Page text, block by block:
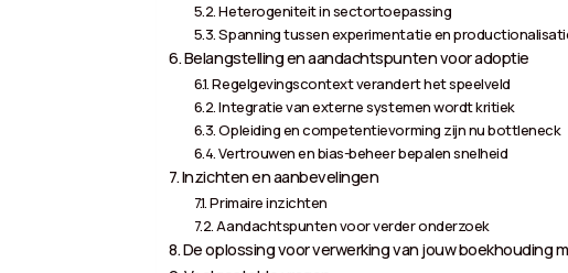
Heterogeniteit in sectortoepassing
Spanning tussen experimentatie en
Belangstelling en aandachtspunten voor adoptie
Regelgevingscontext verandert het speelveld
Integratie van externe systemen wordt kritiek
Opleiding en competentievorming zijn nu bottleneck
Vertrouwen en bias-beheer bepalen snelheid
Inzichten en aanbevelingen
Primaire inzichten
Aandachtspunten voor verder onderzoek
De oplossing voor verwerking van jouw boekhouding